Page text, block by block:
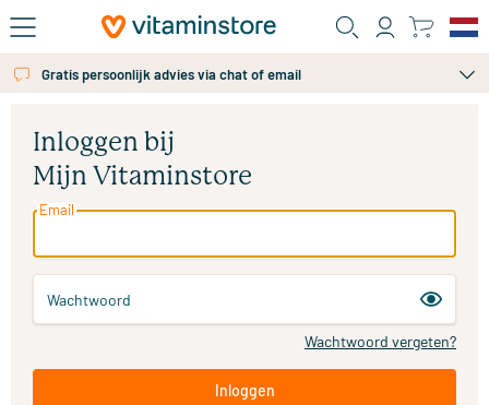
Ga naar de hoofdinhoud
Gratis persoonlijk advies via chat of email
Inloggen bij
Mijn Vitaminstore
Email
Wachtwoord
Wachtwoord vergeten?
Inloggen